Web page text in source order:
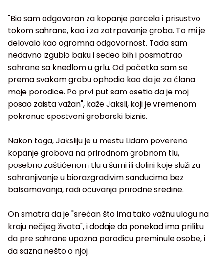
"Bio sam odgovoran za kopanje parcela i prisustvo
tokom sahrane, kao i za zatrpavanje groba. To mi je
delovalo kao ogromna odgovornost. Tada sam
nedavno izgubio baku i sedeo bih i posmatrao
sahrane sa knedlom u grlu. Od početka sam se
prema svakom grobu ophodio kao da je za člana
moje porodice. Po prvi put sam osetio da je moj
posao zaista važan", kaže Jaksli, koji je vremenom
pokrenuo spostveni grobarski biznis.
Nakon toga, Jaksliju je u mestu Lidam povereno
kopanje grobova na prirodnom grobnom tlu,
posebno zaštićenom tlu u šumi ili dolini koje služi za
sahranjivanje u biorazgradivim sanducima bez
balsamovanja, radi očuvanja prirodne sredine.
On smatra da je "srećan što ima tako važnu ulogu na
kraju nečijeg života", i dodaje da ponekad ima priliku
da pre sahrane upozna porodicu preminule osobe, i
da sazna nešto o njoj.